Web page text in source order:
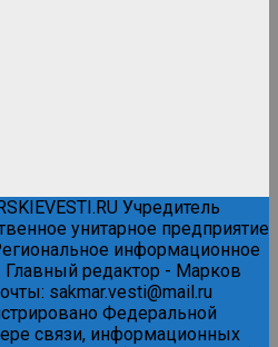
Учредитель
унитарное предприятие
информационное
Главный редактор - Марков
sakmar.vesti@mail.ru
Федеральной
связи, информационных